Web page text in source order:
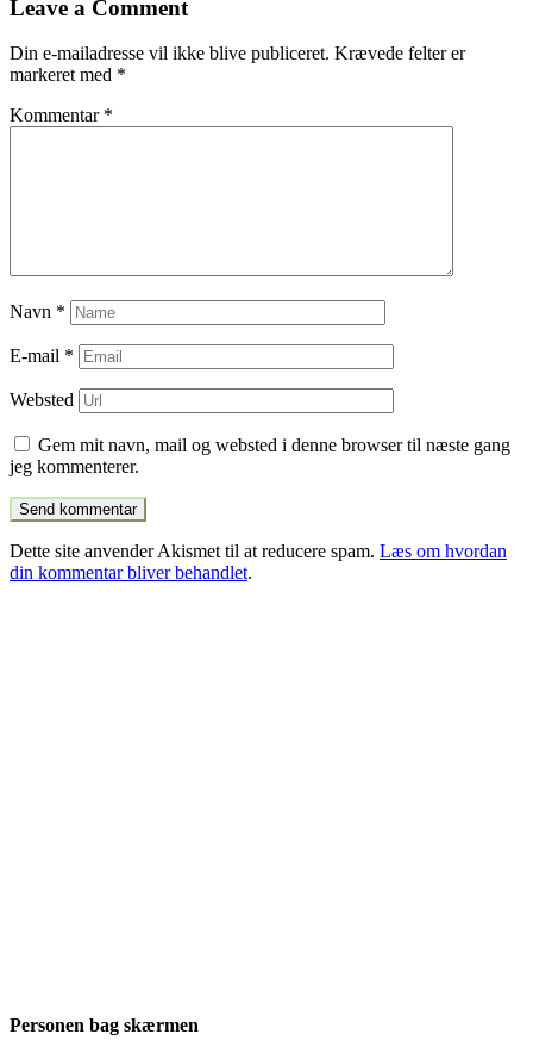
Leave a Comment
Din e-mailadresse vil ikke blive publiceret. Krævede felter er
markeret med *
Kommentar *
Navn *
E-mail *
Websted
Gem mit navn, mail og websted i denne browser til næste gang
jeg kommenterer.
Dette site anvender Akismet til at reducere spam. Læs om hvordan
din kommentar bliver behandlet.
Personen bag skærmen